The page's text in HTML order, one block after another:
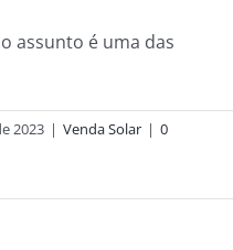
assunto é uma das
2023 | Venda Solar | 0